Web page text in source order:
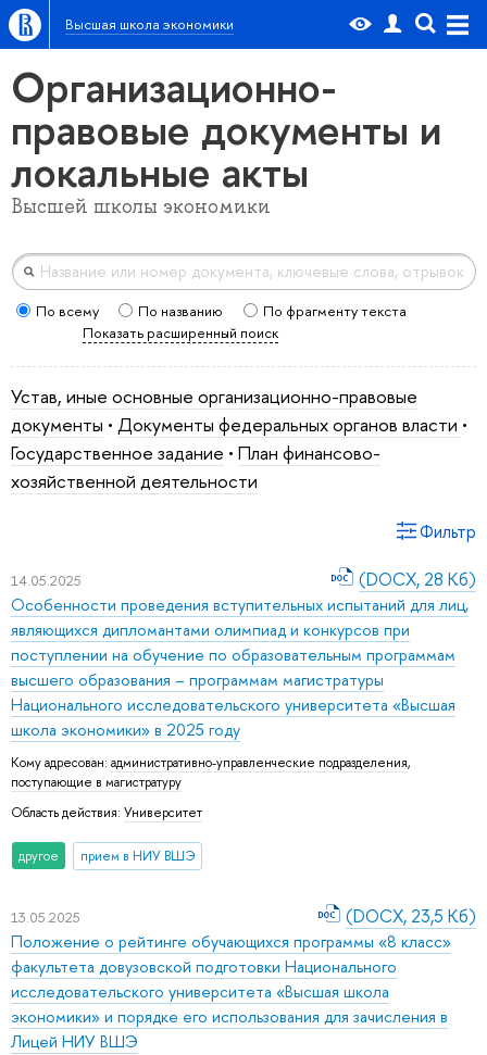
Высшая школа экономики
Организационно-
правовые документы и
локальные акты
Высшей школы экономики
По всему По названию
По фрагменту текста
Показать расширенный поиск
Устав, иные основные организационно-правовые
документы • Документы федеральных органов власти •
Государственное задание • План финансово-
хозяйственной деятельности
Фильтр
14.05.2025
Особенности проведения вступительных испытаний для лиц,
являющихся дипломантами олимпиад и конкурсов при
поступлении на обучение по образовательным программам
высшего образования – программам магистратуры
Национального исследовательского университета «Высшая
школа экономики» в 2025 году
Кому адресован: административно-управленческие подразделения,
поступающие в магистратуру
Область действия: Университет
другое прием в НИУ ВШЭ
(DOCX, 28 Кб)
13.05.2025
Положение о рейтинге обучающихся программы «8 класс»
факультета довузовской подготовки Национального
исследовательского университета «Высшая школа
экономики» и порядке его использования для зачисления в
Лицей НИУ ВШЭ
(DOCX, 23,5 Кб)